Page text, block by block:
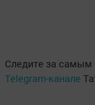
Следите за
Telegram-канале